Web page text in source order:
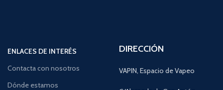
ENLACES DE INTERÉS
Contacta con nosotros
Dónde estamos
DIRECCIÓN
VAPIN, Espacio de Vapeo